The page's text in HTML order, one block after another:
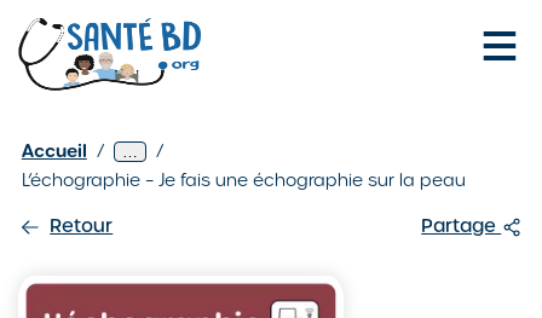
Je configure mes cookies
Accueil /
Afficher
niveaux
/
fiches
SantéBD
/
L’échographie – Je fais une échographie sur la peau
Retour Partage